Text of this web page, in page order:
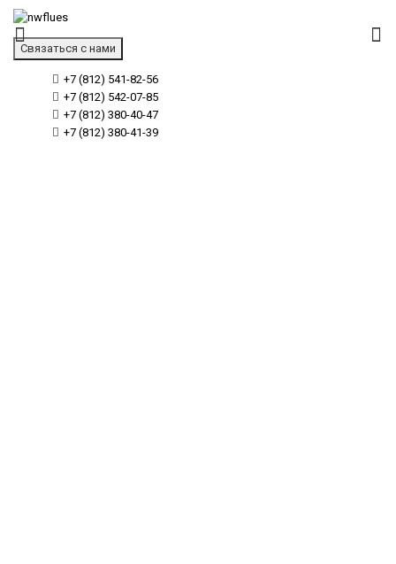
Связаться с нами
+7 (812) 541-82-56
+7 (812) 542-07-85
+7 (812) 380-40-47
+7 (812) 380-41-39